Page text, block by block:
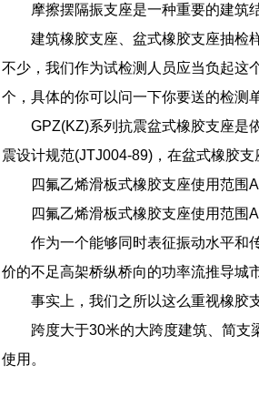
摩擦摆隔振支座是一种重要的建筑
建筑橡胶支座、盆式橡胶支座抽检
不少，我们作为试检测人员应当负起这
个，具体的你可以问一下你要送的检测
GPZ(KZ)系列抗震盆式橡胶支座是
震设计规范(JTJ004-89)，在盆式橡胶支
四氟乙烯滑板式橡胶支座使用范围
四氟乙烯滑板式橡胶支座使用范围
作为一个能够同时表征振动水平和
价的不足高架桥纵桥向的功率流推导城
事实上，我们之所以这么重视橡胶
跨度大于30米的大跨度建筑、简
使用。